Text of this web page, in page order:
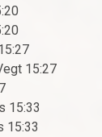
15:27
15:33
15:33